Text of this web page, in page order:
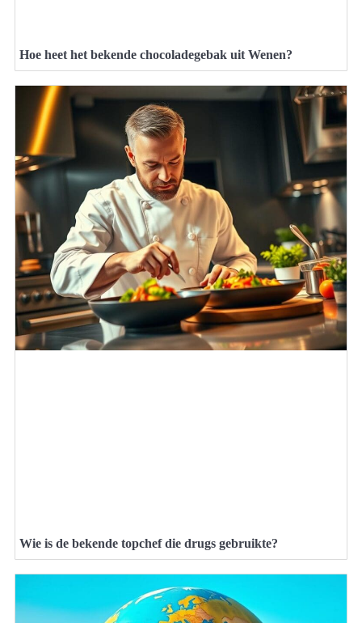
Hoe heet het bekende chocoladegebak uit Wenen?
Wie is de bekende topchef die drugs gebruikte?